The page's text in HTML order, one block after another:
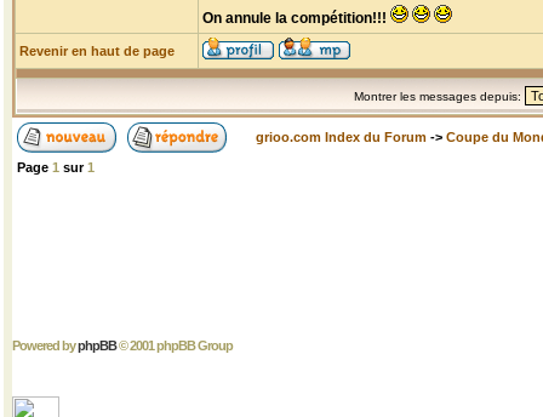
On annule la compétition!!!
Revenir en haut de page
Montrer les messages depuis:
grioo.com Index du Forum -> Coupe du
Page 1 sur1
Powered byphpBB© 2001 phpBB Group